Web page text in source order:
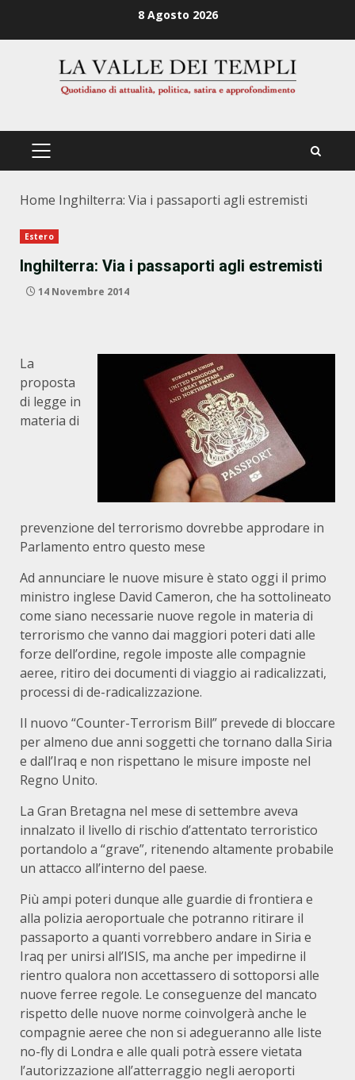
8 Agosto 2026
PRIMÄRES
Home Inghilterra: Via i passaporti agli estremisti
Estero
Inghilterra: Via i passaporti agli estremisti
14 Novembre 2014
La
proposta
di legge in
materia di
prevenzione del terrorismo dovrebbe approdare in
Parlamento entro questo mese
Ad annunciare le nuove misure è stato oggi il primo
ministro inglese David Cameron, che ha sottolineato
come siano necessarie nuove regole in materia di
terrorismo che vanno dai maggiori poteri dati alle
forze dell’ordine, regole imposte alle compagnie
aeree, ritiro dei documenti di viaggio ai radicalizzati,
processi di de-radicalizzazione.
Il nuovo “Counter-Terrorism Bill” prevede di bloccare
per almeno due anni soggetti che tornano dalla Siria
e dall’Iraq e non rispettano le misure imposte nel
Regno Unito.
La Gran Bretagna nel mese di settembre aveva
innalzato il livello di rischio d’attentato terroristico
portandolo a “grave”, ritenendo altamente probabile
un attacco all’interno del paese.
Più ampi poteri dunque alle guardie di frontiera e
alla polizia aeroportuale che potranno ritirare il
passaporto a quanti vorrebbero andare in Siria e
Iraq per unirsi all’ISIS, ma anche per impedirne il
rientro qualora non accettassero di sottoporsi alle
nuove ferree regole. Le conseguenze del mancato
rispetto delle nuove norme coinvolgerà anche le
compagnie aeree che non si adegueranno alle liste
no-fly di Londra e alle quali potrà essere vietata
l’autorizzazione all’atterraggio negli aeroporti